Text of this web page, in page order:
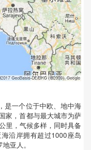
是一个位于中欧、地中海
家，首都与最大城市为萨
里，气候多样，同时具备
沿岸拥有超过1000座岛
亚人。